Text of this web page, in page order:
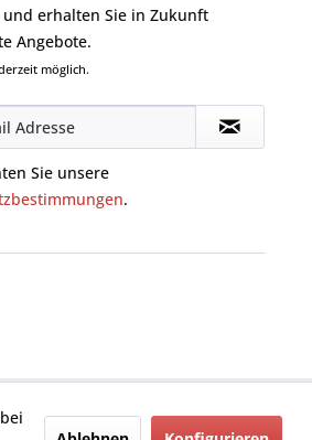
erhalten Sie in Zukunft
Angebote.
möglich.
Sie unsere
.